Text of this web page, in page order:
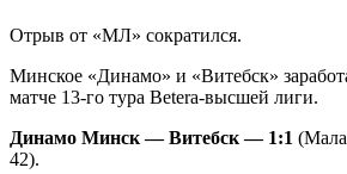
Отрыв от «МЛ» сократился.
Минское «Динамо» и «Витебск»
матче 13-го тура Betera-высшей лиги.
Динамо Минск — Витебск — 1:1
42).